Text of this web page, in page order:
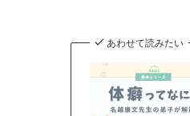
あわせて読みたい